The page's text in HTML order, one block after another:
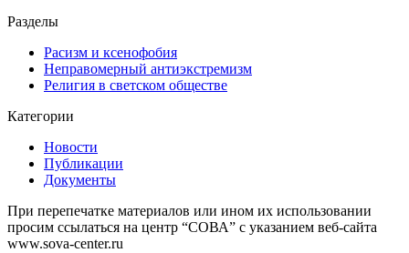
Разделы
Расизм и ксенофобия
Неправомерный антиэкстремизм
Религия в светском обществе
Категории
Новости
Публикации
Документы
При перепечатке материалов или ином их использовании
просим ссылаться на центр “СОВА” с указанием веб-сайта
www.sova-center.ru